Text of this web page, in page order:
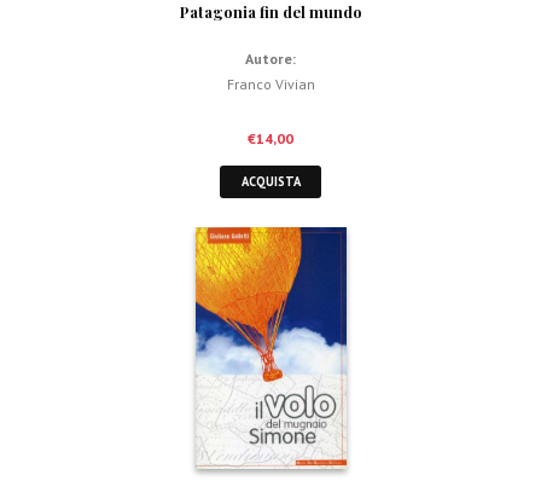
Patagonia fin del mundo
Autore:
Franco Vivian
€14,00
ACQUISTA